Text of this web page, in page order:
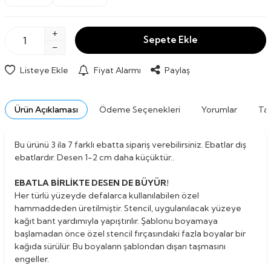
Sepete Ekle
Listeye Ekle Fiyat Alarmı Paylaş
Ürün Açıklaması Ödeme Seçenekleri Yorumlar
Bu ürünü 3 ila 7 farklı ebatta sipariş verebilirsiniz. Ebatlar dış
ebatlardır. Desen 1-2 cm daha küçüktür..
EBATLA BİRLİKTE DESEN DE BÜYÜR!
Her türlü yüzeyde defalarca kullanılabilen özel
hammaddeden üretilmiştir. Stencil, uygulanılacak yüzeye
kağıt bant yardımıyla yapıştırılır. Şablonu boyamaya
başlamadan önce özel stencil fırçasındaki fazla boyalar bir
kağıda sürülür. Bu boyaların şablondan dışarı taşmasını
engeller.